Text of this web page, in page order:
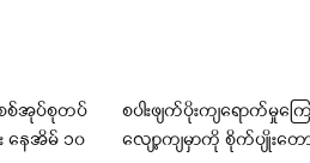
စ်အုပ်စုတပ်
ေအိမ် ၁၀
စပါးဖျက်ပိုးကျရောက်မှုက
လျော့ကျမှာကို စိုက်ပျိုးတ